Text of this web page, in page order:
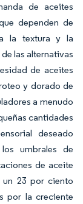
de aceites
dependen de
la textura y la
las alternativas
de aceites
y dorado de
a menudo
cantidades
deseado
umbrales de
de aceite
un 23 por ciento
por la creciente